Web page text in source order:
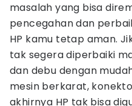
masalah yang bisa
pencegahan dan
HP kamu tetap aman.
tak segera diperbaiki
dan debu dengan
mesin berkarat,
akhirnya HP tak bisa